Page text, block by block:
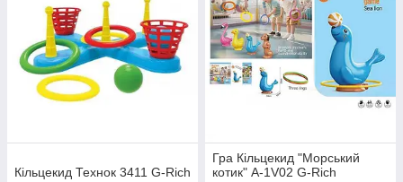
Кільцекид Технок 3411 G-Rich
Гра Кільцекид "Морський
котик" A-1V02 G-Rich